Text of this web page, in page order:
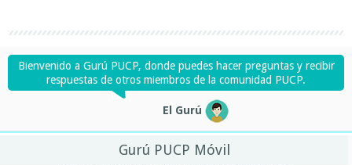
Bienvenido a Gurú PUCP, donde puedes hacer preguntas y recibir
respuestas de otros miembros de la comunidad PUCP.
El Gurú
Gurú PUCP Móvil